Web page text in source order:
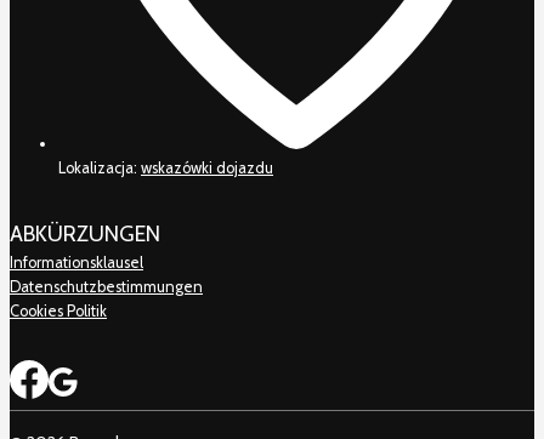
Lokalizacja: wskazówki dojazdu
ABKÜRZUNGEN
Informationsklausel
Datenschutzbestimmungen
Cookies Politik